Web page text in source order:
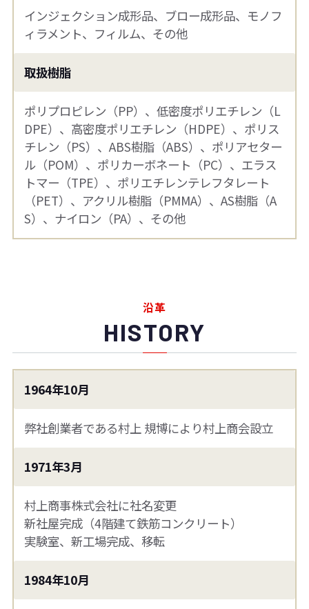
インジェクション成形品、ブロー成形品、モノフ
ィラメント、フィルム、その他
取扱樹脂
ポリプロピレン（PP）、低密度ポリエチレン（L
DPE）、高密度ポリエチレン（HDPE）、ポリス
チレン（PS）、ABS樹脂（ABS）、ポリアセター
ル（POM）、ポリカーボネート（PC）、エラス
トマー（TPE）、ポリエチレンテレフタレート
（PET）、アクリル樹脂（PMMA）、AS樹脂（A
S）、ナイロン（PA）、その他
沿革
HISTORY
1964年10月
弊社創業者である村上 規博により村上商会設立
1971年3月
村上商事株式会社に社名変更
新社屋完成（4階建て鉄筋コンクリート）
実験室、新工場完成、移転
1984年10月